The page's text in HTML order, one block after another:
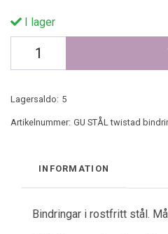
I lager
Lagersaldo: 5
Artikelnummer: GU STÅL twistad
INFORMATION
Bindringar i rostfritt stål.